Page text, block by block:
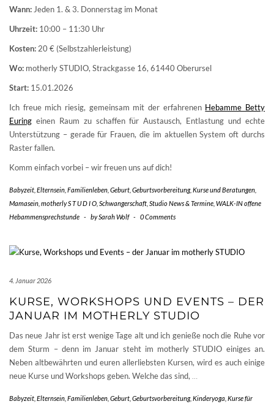
Wann: Jeden 1. & 3. Donnerstag im Monat
Uhrzeit: 10:00 – 11:30 Uhr
Kosten: 20 € (Selbstzahlerleistung)
Wo: motherly STUDIO, Strackgasse 16, 61440 Oberursel
Start: 15.01.2026
Ich freue mich riesig, gemeinsam mit der erfahrenen Hebamme Betty
Euring einen Raum zu schaffen für Austausch, Entlastung und echte
Unterstützung – gerade für Frauen, die im aktuellen System oft durchs
Raster fallen.
Komm einfach vorbei – wir freuen uns auf dich!
Babyzeit Elternsein Familienleben Geburt Geburtsvorbereitung, Kurse und Beratungen
Mamasein motherly S T U D I O Schwangerschaft Studio News & Termine WALK-IN offene
Hebammensprechstunde - bySarah Wolf - 0 Comments
4. Januar 2026
KURSE, WORKSHOPS UND EVENTS – DER
JANUAR IM MOTHERLY STUDIO
Das neue Jahr ist erst wenige Tage alt und ich genieße noch die Ruhe vor
dem Sturm – denn im Januar steht im motherly STUDIO einiges an.
Neben altbewährten und euren allerliebsten Kursen, wird es auch einige
neue Kurse und Workshops geben. Welche das sind,
Babyzeit Elternsein Familienleben Geburt Geburtsvorbereitung, Kinderyoga Kurse für